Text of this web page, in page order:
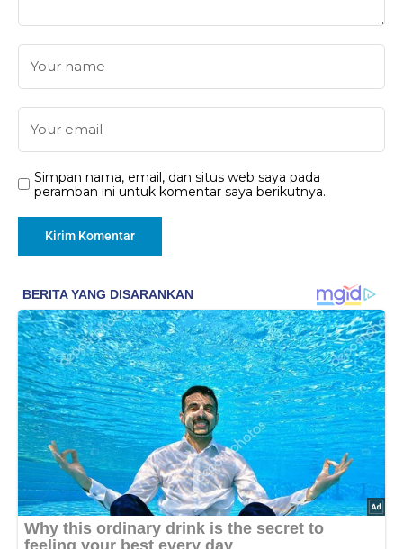
Simpan nama, email, dan situs web saya pada
peramban ini untuk komentar saya berikutnya.